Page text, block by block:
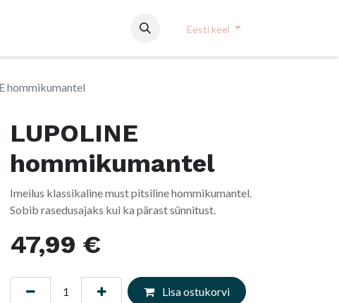
Eesti keel
hommikumantel
LUPOLINE
hommikumantel
Imeilus klassikaline must pitsiline hommikumantel.
Sobib rasedusajaks kui ka pärast sünnitust.
47,99 €
Lisa ostukorvi